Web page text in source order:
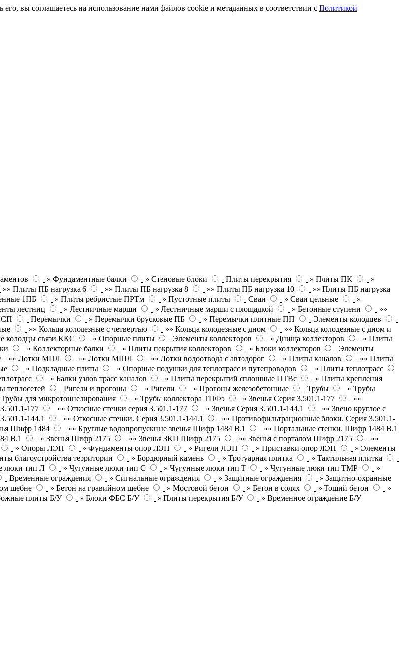
вы соглашаетесь на использование нами файлов cookie и метаданных в соответствии с Политикой
» Фундаментные балки » Стеновые блоки Плиты перекрытия » Плиты ПК
»
»» Плиты ПБ нагрузка 6 »» Плиты ПБ нагрузка 8 »» Плиты ПБ нагрузка 10
»» Плиты ПБ нагрузка
1ПБ » Плиты ребристые ПРТм » Пустотные плиты Сваи » Сваи цельные
»
лестниц » Лестничные марши » Лестничные марши с площадкой » Бетонные ступени
»»
Перемычки » Перемычки брусковые ПБ » Перемычки плитные ПП
Элементы колодцев
»» Кольца колодезные с четвертью »» Кольца колодезные с дном
»» Кольца колодезные с дном и
колодцы связи ККС » Опорные плиты Элементы коллекторов » Днища коллекторов
» Плиты
» Коллекторные балки » Плиты покрытия коллекторов » Блоки коллекторов
Элементы
»» Лотки МПЛ »» Лотки МШЛ »» Лотки водоотвода с автодорог » Плиты каналов
»» Плиты
» Подкладные плиты » Опорные подушки для теплотрасс и путепроводов
» Плиты теплотрасс
» Балки узлов трасс каналов » Плиты перекрытий сплошные ПТВс
» Плиты крепления
теплосетей Ригели и прогоны » Ригели » Прогоны железобетонные Трубы
» Трубы
Трубы для микротоннелирования » Трубы коллектора ТПФэ » Звенья Серия 3.501.1-177
»»
177 »» Откосные стенки серия 3.501.1-177 » Звенья Серия 3.501.1-144.1
»» Звено круглое с
144.1 »» Откосные стенки. Серия 3.501.1-144.1
»» Противофильтрационные блоки. Серия 3.501.1-
Шифр 1484 »» Круглые водопропускные звенья Шифр 1484 В.1
»» Портальные стенки. Шифр 1484 В.1
В.1 » Звенья Шифр 2175 »» Звенья ЗКП Шифр 2175 »» Звенья с порталом Шифр 2175
»»
» Опоры ЛЭП » Фундаменты опор ЛЭП » Ригели ЛЭП » Приставки опор ЛЭП
» Элементы
благоустройства территории » Бордюрный камень » Тротуарная плитка
» Тактильная плитка
люки тип Л » Чугунные люки тип С » Чугунные люки тип Т » Чугунные люки тип ТМР
»
Временные ограждения » Сигнальные ограждения » Защитные ограждения
» Защитно-охранные
щебне » Бетон на гравийном щебне » Мостовой бетон » Бетон в солях » Тощий бетон
»
плиты Б/У » Блоки ФБС Б/У » Плиты перекрытия Б/У
» Временное ограждение Б/У